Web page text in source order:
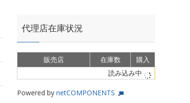
代理店在庫状況
販売店 在庫数
購入
読み込み中
Powered by netCOMPONENTS